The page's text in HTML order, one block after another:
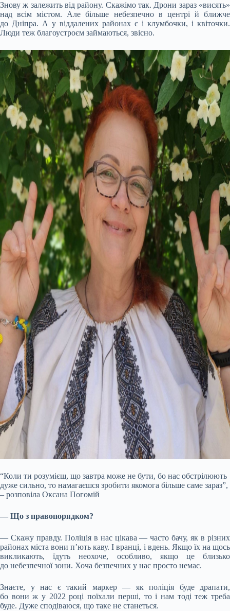
Знову ж залежить від району. Скажімо так. Дрони зараз «висять»
над всім містом. Але більше небезпечно в центрі й ближче
до Дніпра. А у віддалених районах є і клумбочки, і квіточки.
Люди теж благоустроєм займаються, звісно.
“Коли ти розумієш, що завтра може не бути, бо нас обстрілюють
дуже сильно, то намагаєшся зробити якомога більше саме зараз”,
– розповіла Оксана Погомій
— Що з правопорядком?
— Скажу правду. Поліція в нас цікава — часто бачу, як в різних
районах міста вони п’ють каву. І вранці, і вдень. Якщо їх на щось
викликають, їдуть неохоче, особливо, якщо це близько
до небезпечної зони. Хоча безпечних у нас просто немає.
Знаєте, у нас є такий маркер — як поліція буде драпати,
бо вони ж у 2022 році поїхали перші, то і нам тоді теж треба
буде. Дуже сподіваюся, що таке не станеться.